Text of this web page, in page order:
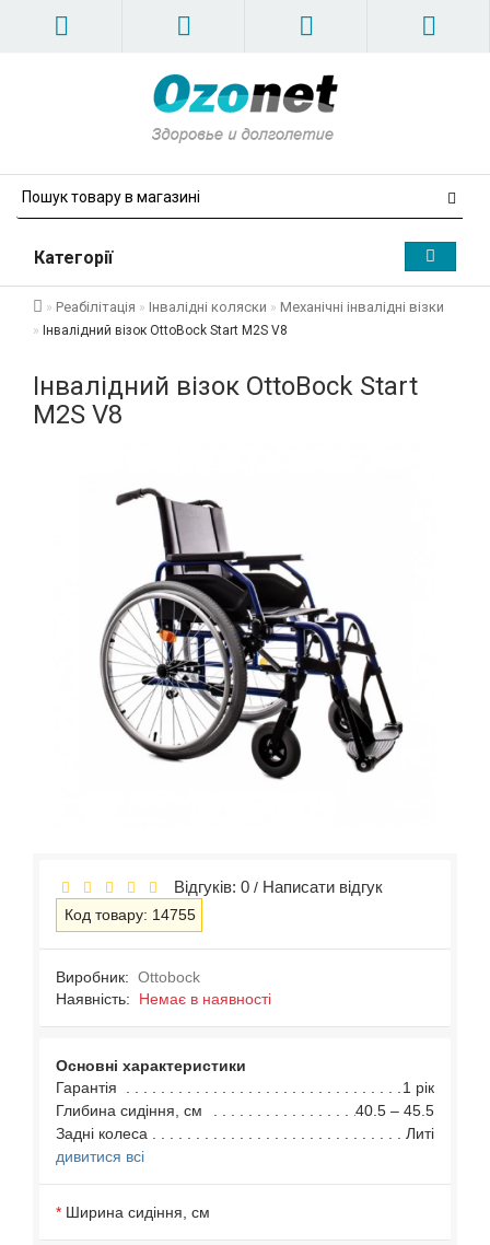
Категорії
Реабілітація Інвалідні коляски Механічні інвалідні візки
Інвалідний візок OttoBock Start M2S V8
Інвалідний візок OttoBock Start
M2S V8
Відгуків: 0 / Написати відгук
Код товару: 14755
Виробник: Ottobock
Наявність: Немає в наявності
Основні характеристики
Гарантія
1 рік
Глибина сидіння, см
40.5 – 45.5
Задні колеса
Литі
дивитися всі
Ширина сидіння, см